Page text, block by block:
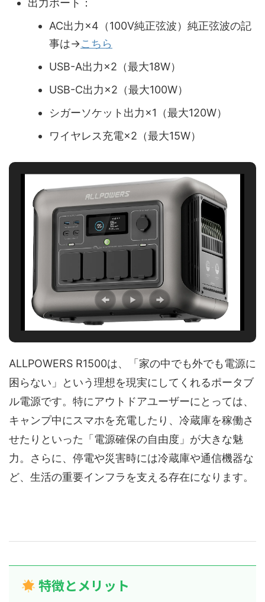
出力ポート：
AC出力×4（100V純正弦波）純正弦波の記
事は→こちら
USB-A出力×2（最大18W）
USB-C出力×2（最大100W）
シガーソケット出力×1（最大120W）
ワイヤレス充電×2（最大15W）
ALLPOWERS R1500は、「家の中でも外でも電源に
困らない」という理想を現実にしてくれるポータブ
ル電源です。特にアウトドアユーザーにとっては、
キャンプ中にスマホを充電したり、冷蔵庫を稼働さ
せたりといった「電源確保の自由度」が大きな魅
力。さらに、停電や災害時には冷蔵庫や通信機器な
ど、生活の重要インフラを支える存在になります。
特徴とメリット